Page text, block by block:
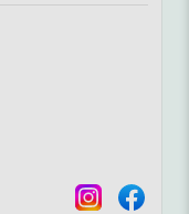
InstagramFacebook